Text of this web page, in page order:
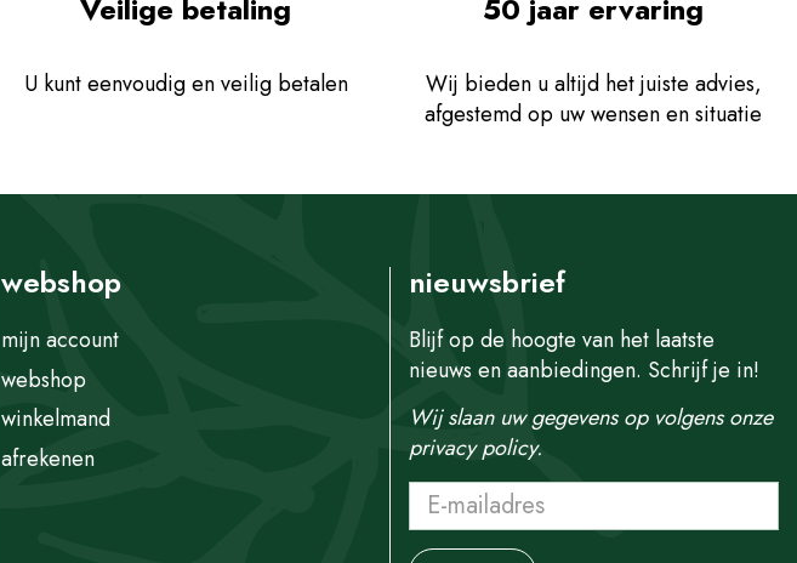
Veilige betaling
U kunt eenvoudig en veilig betalen
50 jaar ervaring
Wij bieden u altijd het juiste advies,
afgestemd op uw wensen en situatie
webshop
mijn account
webshop
winkelmand
afrekenen
nieuwsbrief
Blijf op de hoogte van het laatste
nieuws en aanbiedingen. Schrijf je in!
Wij slaan uw gegevens op volgens onze
privacy policy.